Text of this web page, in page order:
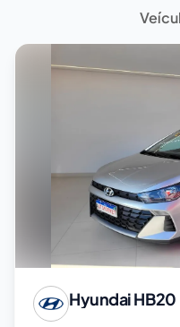
HyundaiHB20